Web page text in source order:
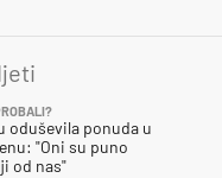
oduševila ponuda u
"Oni su puno
od nas"